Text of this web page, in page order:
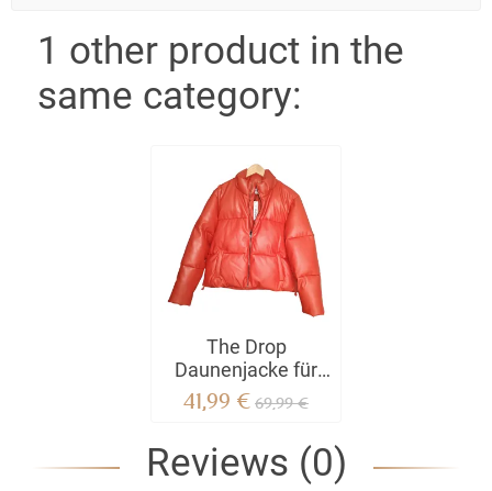
1 other product in the
same category:
The Drop
Daunenjacke für
Frauen - -
41,99 € 69,99 €
Reviews (0)